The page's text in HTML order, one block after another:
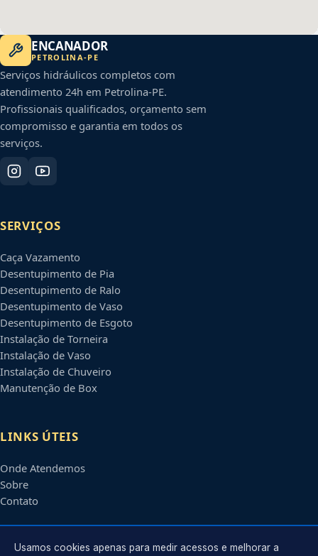
ENCANADOR
PETROLINA-PE
Serviços hidráulicos completos com
atendimento 24h em Petrolina-PE.
Profissionais qualificados, orçamento sem
compromisso e garantia em todos os
serviços.
SERVIÇOS
Caça Vazamento
Desentupimento de Pia
Desentupimento de Ralo
Desentupimento de Vaso
Desentupimento de Esgoto
Instalação de Torneira
Instalação de Vaso
Instalação de Chuveiro
Manutenção de Box
LINKS ÚTEIS
Onde Atendemos
Sobre
Contato
CONTATO
Usamos cookies apenas para medir acessos e melhorar a